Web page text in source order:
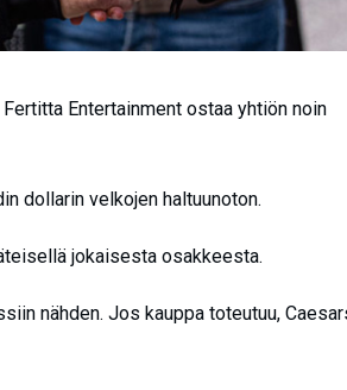
Entertainment ostaa yhtiön noin
dollarin velkojen haltuunoton.
jokaisesta osakkeesta.
nähden. Jos kauppa toteutuu,